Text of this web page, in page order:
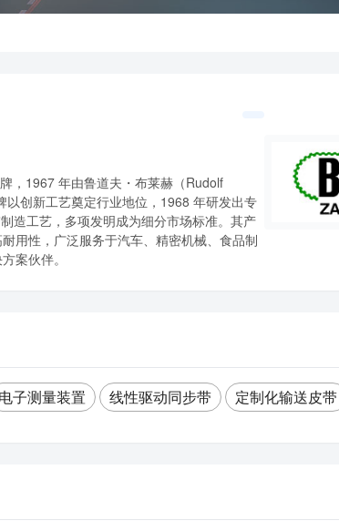
，1967 年由鲁道夫・布莱赫（Rudolf
创新工艺奠定行业地位，1968 年研发出专
造工艺，多项发明成为细分市场标准。其产
用性，广泛服务于汽车、精密机械、食品制
案伙伴。
电子测量装置 线性驱动同步带 定制化输送皮带